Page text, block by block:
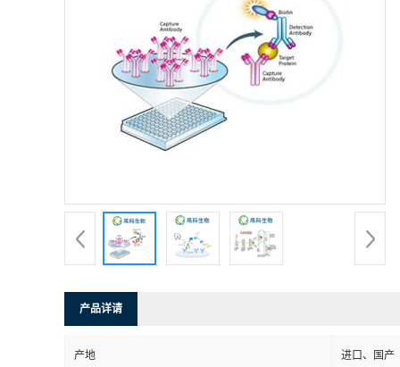
产品详请
产地 进口、国产